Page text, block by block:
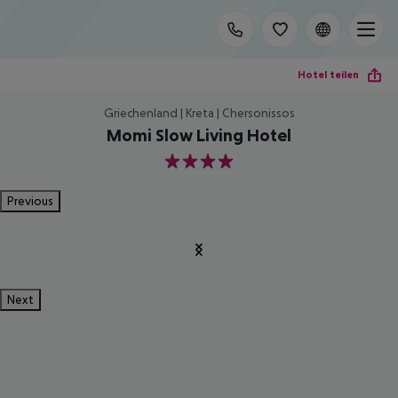
Hotel teilen
Griechenland | Kreta | Chersonissos
Momi Slow Living Hotel
4
Previous
Next